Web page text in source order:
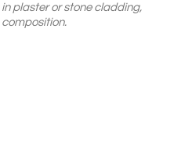
plaster or stone cladding,